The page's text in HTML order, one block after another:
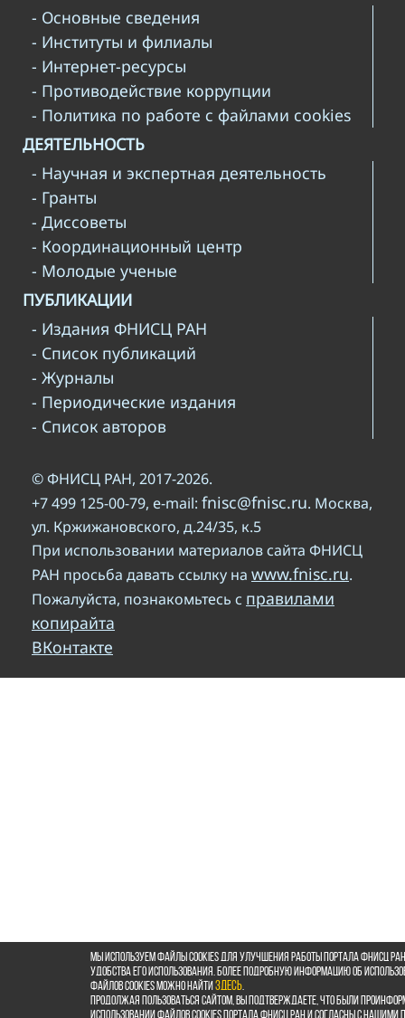
- Основные сведения
- Институты и филиалы
- Интернет-ресурсы
- Противодействие коррупции
- Политика по работе с файлами cookies
ДЕЯТЕЛЬНОСТЬ
- Научная и экспертная деятельность
- Гранты
- Диссоветы
- Координационный центр
- Молодые ученые
ПУБЛИКАЦИИ
- Издания ФНИСЦ РАН
- Список публикаций
- Журналы
- Периодические издания
- Список авторов
© ФНИСЦ РАН, 2017-2026.
+7 499 125-00-79, e-mail: fnisc@fnisc.ru. Москва,
ул. Кржижановского, д.24/35, к.5
При использовании материалов сайта ФНИСЦ
РАН просьба давать ссылку на www.fnisc.ru.
Пожалуйста, познакомьтесь с правилами
копирайта
ВКонтакте
Мы используем файлы cookies для улучшения работы портала ФНИСЦ
удобства его использования. Более подробную информацию об
файлов cookies можно найтиздесь.
Продолжая пользоваться сайтом, Вы подтверждаете, что были